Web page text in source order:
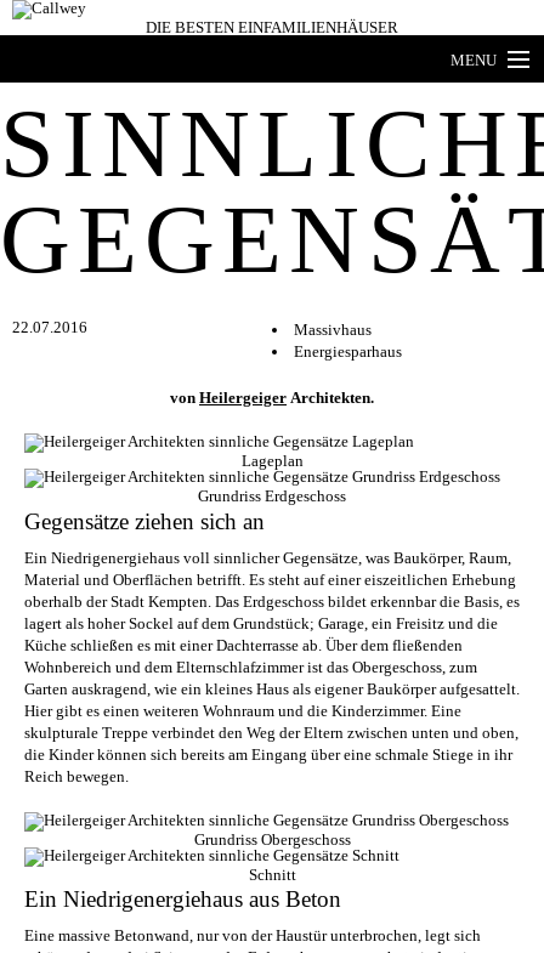
DIE BESTEN EINFAMILIENHÄUSER
MENU
Architekten-Häuser
Expertenwissen
Architekten-Profile
Produkttrends
22.07.2016
Massivhaus
Energiesparhaus
von Heilergeiger Architekten.
Lageplan
Grundriss Erdgeschoss
Gegensätze ziehen sich an
Ein Niedrigenergiehaus voll sinnlicher Gegensätze, was Baukörper, Raum,
Material und Oberflächen betrifft. Es steht auf einer eiszeitlichen Erhebung
oberhalb der Stadt Kempten. Das Erdgeschoss bildet erkennbar die Basis, es
lagert als hoher Sockel auf dem Grundstück; Garage, ein Freisitz und die
Küche schließen es mit einer Dachterrasse ab. Über dem fließenden
Wohnbereich und dem Elternschlafzimmer ist das Obergeschoss, zum
Garten auskragend, wie ein kleines Haus als eigener Baukörper aufgesattelt.
Hier gibt es einen weiteren Wohnraum und die Kinderzimmer. Eine
skulpturale Treppe verbindet den Weg der Eltern zwischen unten und oben,
die Kinder können sich bereits am Eingang über eine schmale Stiege in ihr
Reich bewegen.
Grundriss Obergeschoss
Schnitt
Ein Niedrigenergiehaus aus Beton
Eine massive Betonwand, nur von der Haustür unterbrochen, legt sich